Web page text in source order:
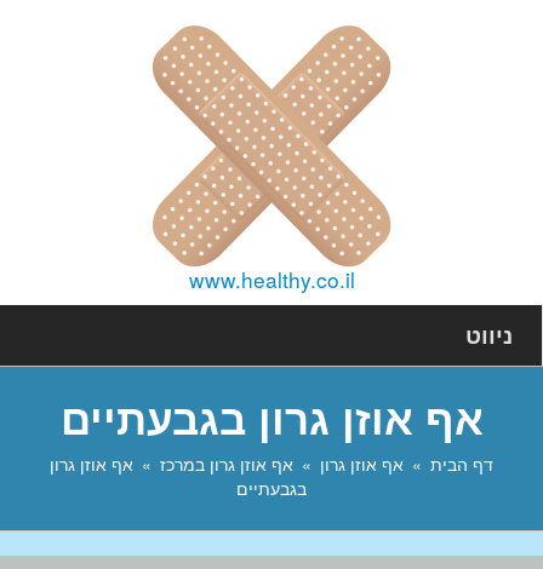
www.healthy.co.il
ניווט
אף אוזן גרון בגבעתיים
דף הבית אף אוזן גרון אף אוזן גרון במרכז
אף אוזן גרון
בגבעתיים